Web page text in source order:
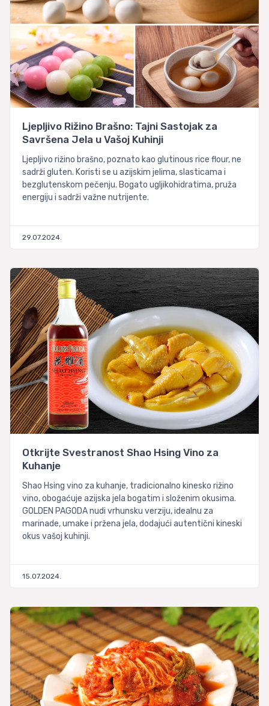
Ljepljivo Rižino Brašno: Tajni Sastojak za
Savršena Jela u Vašoj Kuhinji
Ljepljivo rižino brašno, poznato kao glutinous rice flour, ne
sadrži gluten. Koristi se u azijskim jelima, slasticama i
bezglutenskom pečenju. Bogato ugljikohidratima, pruža
energiju i sadrži važne nutrijente.
29.07.2024.
Otkrijte Svestranost Shao Hsing Vino za
Kuhanje
Shao Hsing vino za kuhanje, tradicionalno kinesko rižino
vino, obogaćuje azijska jela bogatim i složenim okusima.
GOLDEN PAGODA nudi vrhunsku verziju, idealnu za
marinade, umake i pržena jela, dodajući autentični kineski
okus vašoj kuhinji.
15.07.2024.